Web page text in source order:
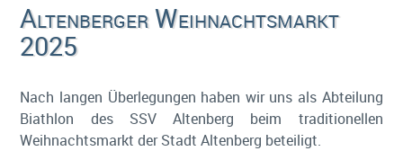
Altenberger Weihnachtsmarkt
2025
Nach langen Überlegungen haben wir uns als Abteilung
Biathlon des SSV Altenberg beim traditionellen
Weihnachtsmarkt der Stadt Altenberg beteiligt.